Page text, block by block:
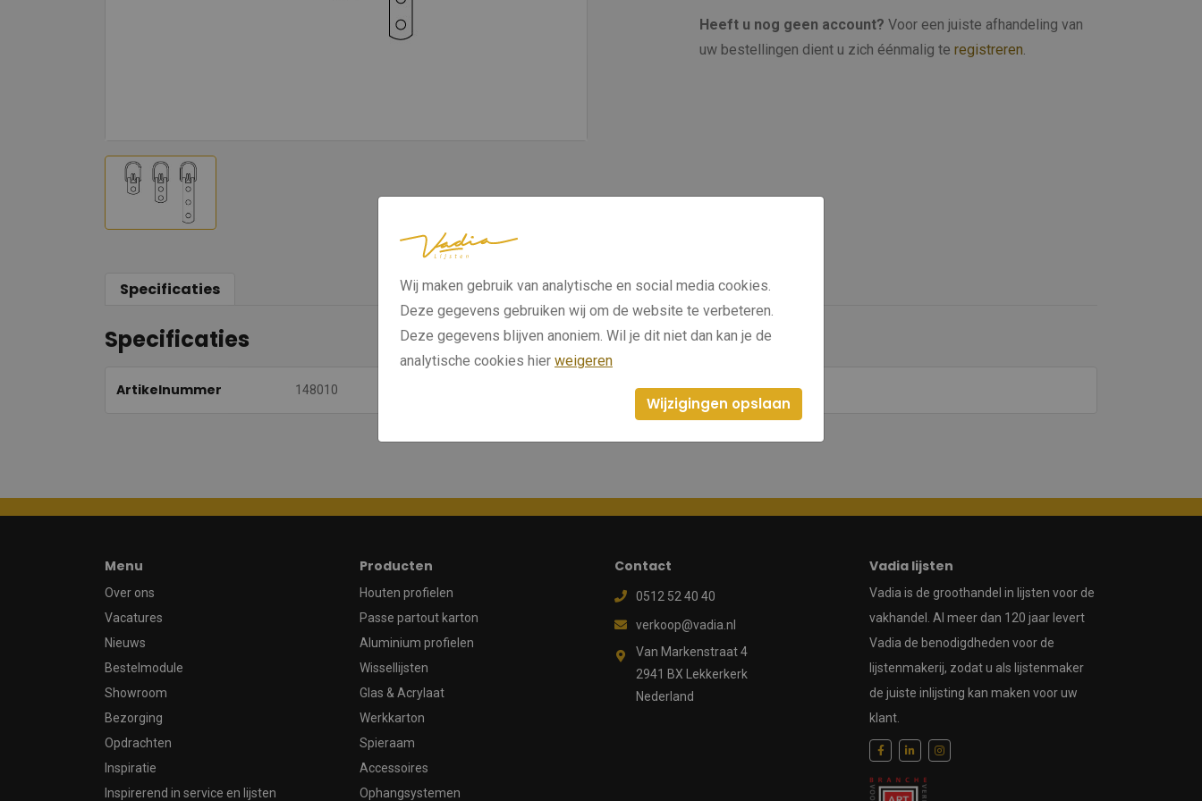
Heeft u nog geen account? Voor een juiste afhandeling van
uw bestellingen dient u zich éénmalig te registreren.
Specificaties
Specificaties
Artikelnummer 148010
Menu
Over ons
Vacatures
Nieuws
Bestelmodule
Showroom
Bezorging
Opdrachten
Inspiratie
Inspirerend in service en lijsten
Producten
Houten profielen
Passe partout karton
Aluminium profielen
Wissellijsten
Glas & Acrylaat
Werkkarton
Spieraam
Accessoires
Ophangsystemen
Contact
0512 52 40 40
verkoop@vadia.nl
Van Markenstraat 4
2941 BX Lekkerkerk
Nederland
Vadia lijsten
Vadia is de groothandel in lijsten voor de
vakhandel. Al meer dan 120 jaar levert
Vadia de benodigdheden voor de
lijstenmakerij, zodat u als lijstenmaker
de juiste inlijsting kan maken voor uw
klant.
Wij maken gebruik van analytische en social media cookies.
Deze gegevens gebruiken wij om de website te verbeteren.
Deze gegevens blijven anoniem. Wil je dit niet dan kan je de
analytische cookies hier weigeren
Wijzigingen opslaan